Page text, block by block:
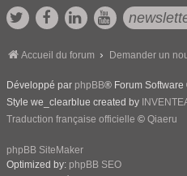
Accueil du forum Demander un
Développé par phpBB® Forum Software
Style we_clearblue created by
Traduction française officielle © Qiaeru
phpBB SiteMaker
Optimized by: phpBB SEO